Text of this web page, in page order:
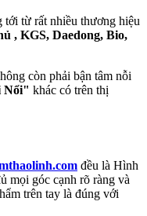
tới từ rất nhiều thương hiệu
, KGS, Daedong, Bio,
còn phải bận tâm nỗi
Nổi" khác có trên thị
đều là Hình
mọi góc cạnh rõ ràng và
trên tay là đúng với